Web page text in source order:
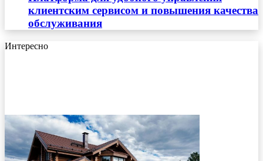
клиентским сервисом и повышения качества
обслуживания
Интересно